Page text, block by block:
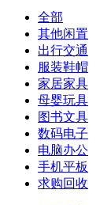
全部
其他闲置
出行交通
服装鞋帽
家居家具
母婴玩具
图书文具
数码电子
电脑办公
手机平板
求购回收